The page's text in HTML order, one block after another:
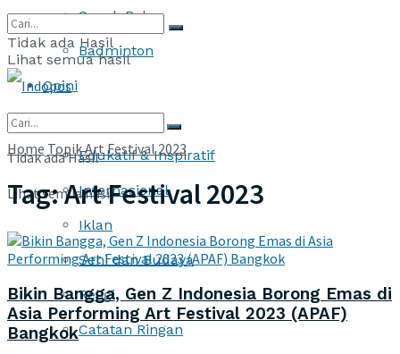
Sepak Bola
Badminton
Opini
Edukatif & Inspiratif
Internasional
Iklan
Seni dan Budaya
Religi
Catatan Ringan
Tidak ada Hasil
Lihat semua hasil
Tidak ada Hasil
Lihat semua hasil
Home TopikArt Festival 2023
Tag:Art Festival 2023
Bikin Bangga, Gen Z Indonesia Borong Emas di
Asia Performing Art Festival 2023 (APAF)
Bangkok